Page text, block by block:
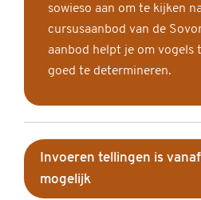
sowieso aan om te kijken
cursusaanbod van de
aanbod helpt je om vogels
goed te determineren.
Invoeren tellingen is
mogelijk